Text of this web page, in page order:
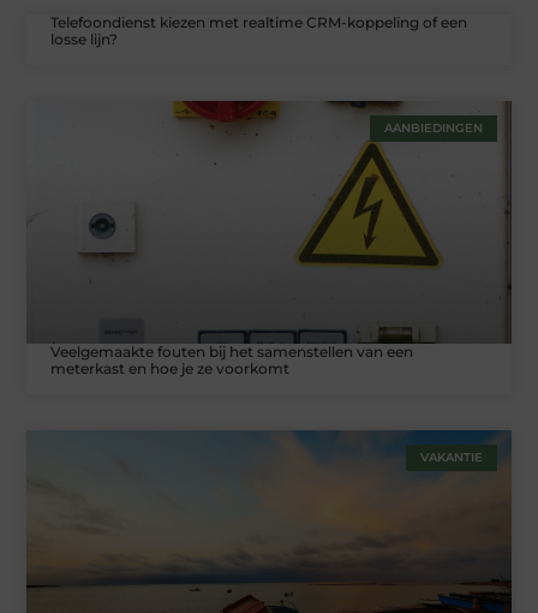
Telefoondienst kiezen met realtime CRM-koppeling of een
losse lijn?
AANBIEDINGEN
Veelgemaakte fouten bij het samenstellen van een
meterkast en hoe je ze voorkomt
VAKANTIE